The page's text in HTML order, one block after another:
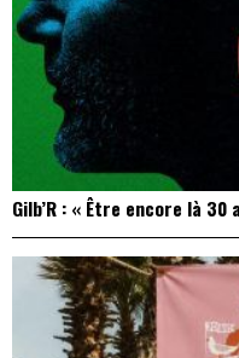
Gilb’R : « Être encore là